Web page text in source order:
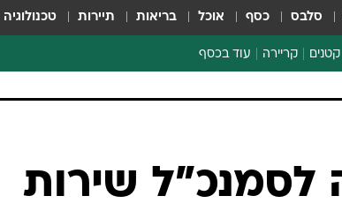
סלבס כסף אוכל בריאות תיירות טכנולוגיה
קריירה עוד בכסף
הלאונג'